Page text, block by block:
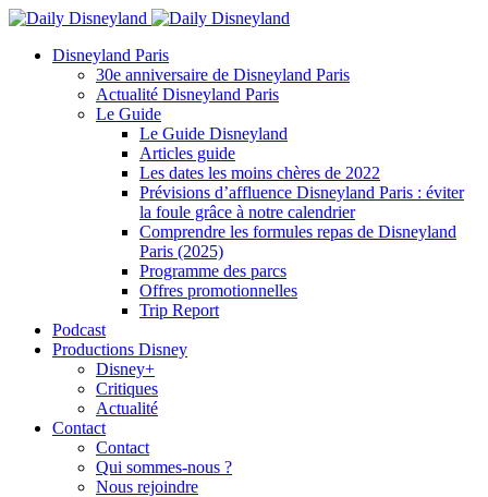
Disneyland Paris
30e anniversaire de Disneyland Paris
Actualité Disneyland Paris
Le Guide
Le Guide Disneyland
Articles guide
Les dates les moins chères de 2022
Prévisions d’affluence Disneyland Paris : éviter
la foule grâce à notre calendrier
Comprendre les formules repas de Disneyland
Paris (2025)
Programme des parcs
Offres promotionnelles
Trip Report
Podcast
Productions Disney
Disney+
Critiques
Actualité
Contact
Contact
Qui sommes-nous ?
Nous rejoindre